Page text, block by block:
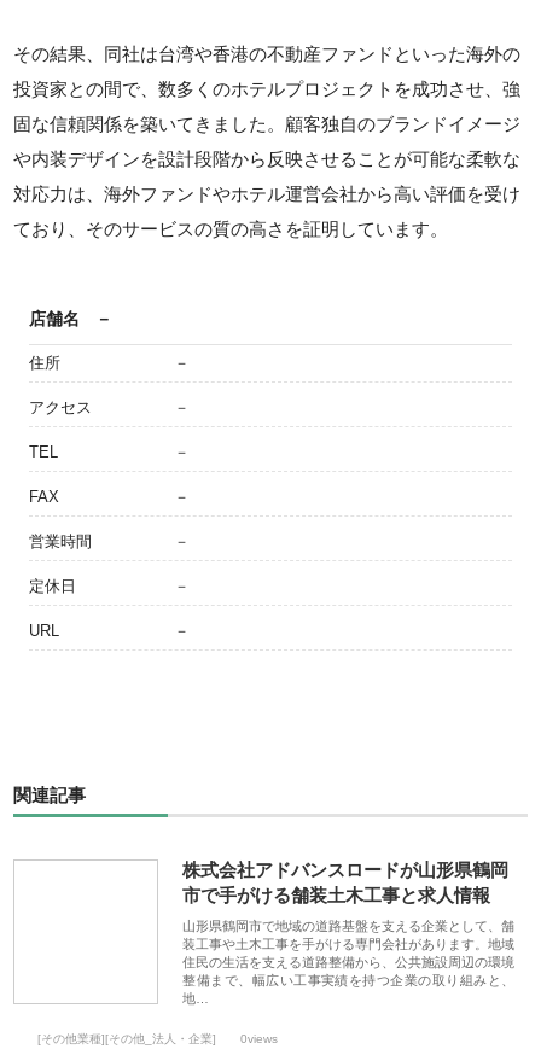
その結果、同社は台湾や香港の不動産ファンドといった海外の
投資家との間で、数多くのホテルプロジェクトを成功させ、強
固な信頼関係を築いてきました。顧客独自のブランドイメージ
や内装デザインを設計段階から反映させることが可能な柔軟な
対応力は、海外ファンドやホテル運営会社から高い評価を受け
ており、そのサービスの質の高さを証明しています。
店舗名 －
住所 －
アクセス －
TEL －
FAX －
営業時間 －
定休日 －
URL －
関連記事
株式会社アドバンスロードが山形県鶴岡
市で手がける舗装土木工事と求人情報
山形県鶴岡市で地域の道路基盤を支える企業として、舗
装工事や土木工事を手がける専門会社があります。地域
住民の生活を支える道路整備から、公共施設周辺の環境
整備まで、幅広い工事実績を持つ企業の取り組みと、
地…
[その他業種][その他_法人・企業] 0views